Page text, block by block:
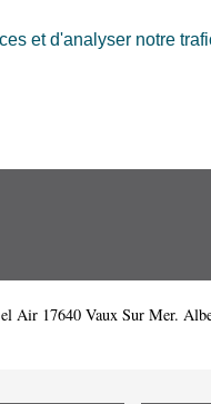
et d'analyser notre
Air 17640 Vaux Sur Mer.